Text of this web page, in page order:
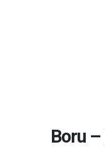
Boru –